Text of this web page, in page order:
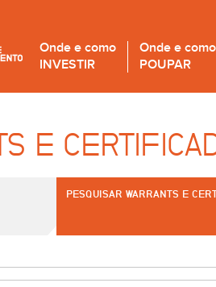
Onde e como
INVESTIR
Onde e como
POUPAR
E
PESQUISAR WARRANTS E